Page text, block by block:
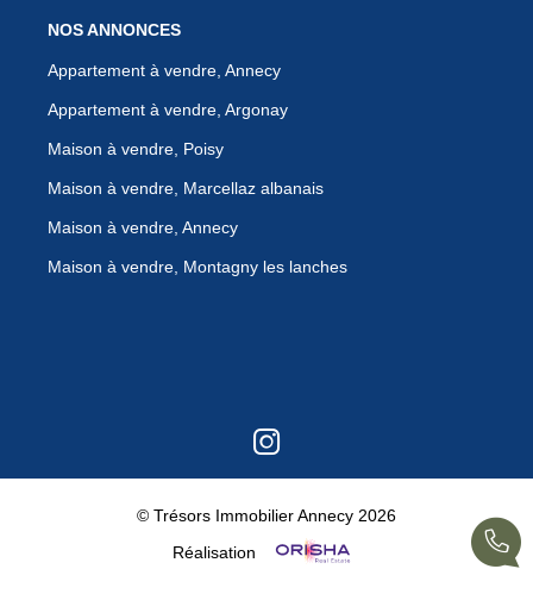
NOS ANNONCES
Appartement à vendre, Annecy
Appartement à vendre, Argonay
Maison à vendre, Poisy
Maison à vendre, Marcellaz albanais
Maison à vendre, Annecy
Maison à vendre, Montagny les lanches
© Trésors Immobilier Annecy 2026
Réalisation